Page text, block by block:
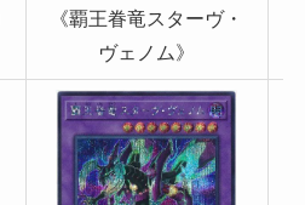
《覇王眷竜スターヴ・
ヴェノム》